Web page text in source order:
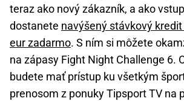
teraz ako nový zákazník, a ako
dostanete navýšený stávkový
eur zadarmo. S ním si môžete
na zápasy Fight Night Challenge 6.
budete mať prístup ku všetkým
prenosom z ponuky Tipsport TV na